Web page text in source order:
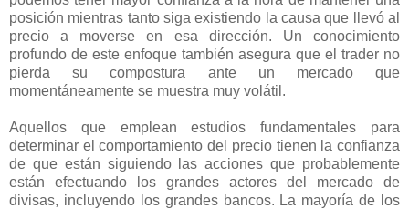
posición mientras tanto siga existiendo la causa que llevó al
precio a moverse en esa dirección. Un conocimiento
profundo de este enfoque también asegura que el trader no
pierda su compostura ante un mercado que
momentáneamente se muestra muy volátil.
Aquellos que emplean estudios fundamentales para
determinar el comportamiento del precio tienen la confianza
de que están siguiendo las acciones que probablemente
están efectuando los grandes actores del mercado de
divisas, incluyendo los grandes bancos. La mayoría de los